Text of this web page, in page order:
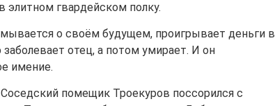
элитном гвардейском полку.
о своём будущем, проигрывает деньги в
отец, а потом умирает. И он
имение.
помещик Троекуров поссорился с